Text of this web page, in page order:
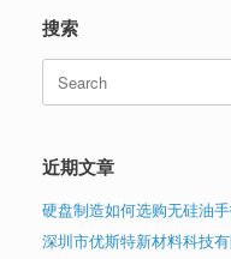
搜索
Search
for:
近期文章
硬盘制造如何选购无硅油
深圳市优斯特新材料科技